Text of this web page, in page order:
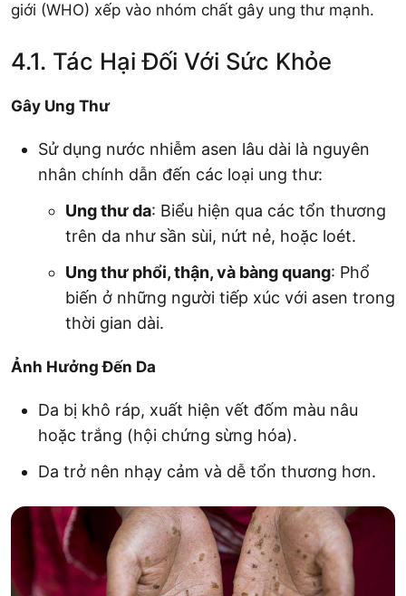
giới (WHO) xếp vào nhóm chất gây ung thư mạnh.
4.1. Tác Hại Đối Với Sức Khỏe
Gây Ung Thư
Sử dụng nước nhiễm asen lâu dài là nguyên
nhân chính dẫn đến các loại ung thư:
Ung thư da: Biểu hiện qua các tổn thương
trên da như sần sùi, nứt nẻ, hoặc loét.
Ung thư phổi, thận, và bàng quang: Phổ
biến ở những người tiếp xúc với asen trong
thời gian dài.
Ảnh Hưởng Đến Da
Da bị khô ráp, xuất hiện vết đốm màu nâu
hoặc trắng (hội chứng sừng hóa).
Da trở nên nhạy cảm và dễ tổn thương hơn.